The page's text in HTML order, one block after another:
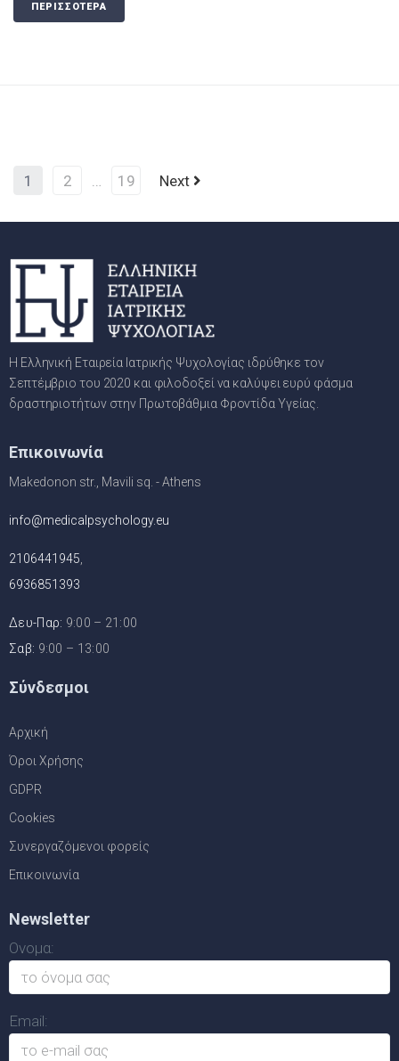
ΠΕΡΙΣΣΟΤΕΡΑ
1 2 … 19 Next
Η Ελληνική Εταιρεία Ιατρικής Ψυχολογίας ιδρύθηκε τον
Σεπτέμβριο του 2020 και φιλοδοξεί να καλύψει ευρύ φάσμα
δραστηριοτήτων στην Πρωτοβάθμια Φροντίδα Υγείας.
Επικοινωνία
Makedonon str., Mavili sq. - Athens
info@medicalpsychology.eu
2106441945
6936851393
Δευ-Παρ: 9:00 – 21:00
Σαβ: 9:00 – 13:00
Σύνδεσμοι
Αρχική
Όροι Χρήσης
GDPR
Cookies
Συνεργαζόμενοι φορείς
Επικοινωνία
Newsletter
Ονομα:
Email: